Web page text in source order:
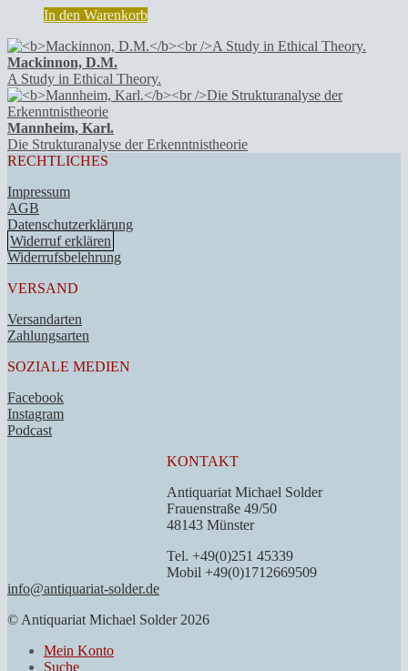
In den Warenkorb
Mackinnon, D.M.
A Study in Ethical Theory.
Mannheim, Karl.
Die Strukturanalyse der Erkenntnistheorie
RECHTLICHES
Impressum
AGB
Datenschutzerklärung
Widerruf erklären
Widerrufsbelehrung
VERSAND
Versandarten
Zahlungsarten
SOZIALE MEDIEN
Facebook
Instagram
Podcast
KONTAKT
Antiquariat Michael Solder
Frauenstraße 49/50
48143 Münster
Tel. +49(0)251 45339
Mobil +49(0)1712669509
info@antiquariat-solder.de
© Antiquariat Michael Solder 2026
Mein Konto
Suche